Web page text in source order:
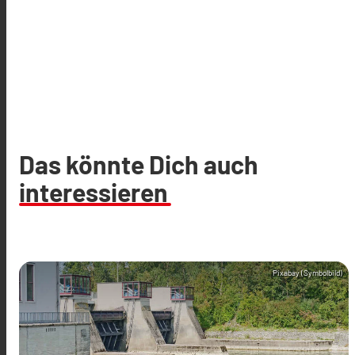
Das könnte Dich auch
interessieren
Pixabay (Symbolbild)